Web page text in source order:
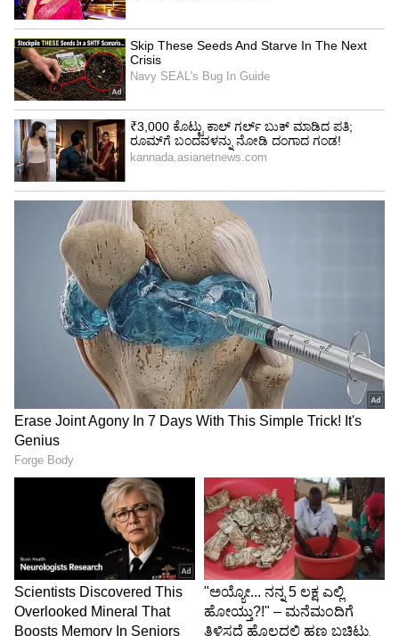
Image Credit :
ಯೋಗೇಶ್ ಕೊಲೆ ಕೇಸಲ್ಲಿ ‘ಹೈ’ನಲ್ಲಿ ವಾದ
ಟಿಂಗರಿಕರ್ ಪರ ಹಿರಿಯ ವಕೀಲ ಪಿ.ಪಿ. ಹೆಗ್ಡೆ, ‌ಇತರರ ಜೊತೆ
ಪಿತೂರಿ ನಡೆಸಿದ ಹಾಗೂ ಸರಿಯಾಗಿ ತನಿಖೆ ನಡೆಸಿಲ್ಲ ಎಂಬ
ಆರೋಪ ಟೆಂಗರಿಕರ್‌ ವಿರುದ್ಧವಿದೆ. ಅದಕ್ಕೆ ಐಪಿಸಿ ಸೆಕ್ಷನ್‌
ಏಳು ವರ್ಷ ಶಿಕ್ಷೆ ವಿಧಿಸಲಾಗಿದೆ. ಇವು ಜಾಮೀನು